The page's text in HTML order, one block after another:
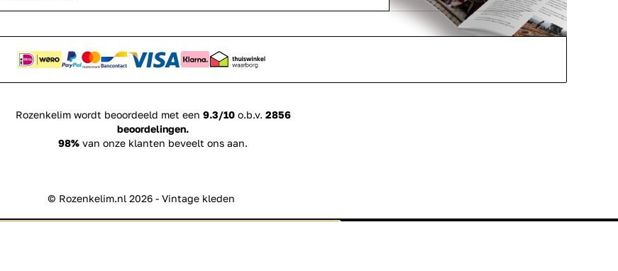
Rozenkelim wordt beoordeeld met een 9.3/10o.b.v. 2856
beoordelingen.
98% van onze klanten beveelt ons aan.
© Rozenkelim.nl 2026 - Vintage kleden